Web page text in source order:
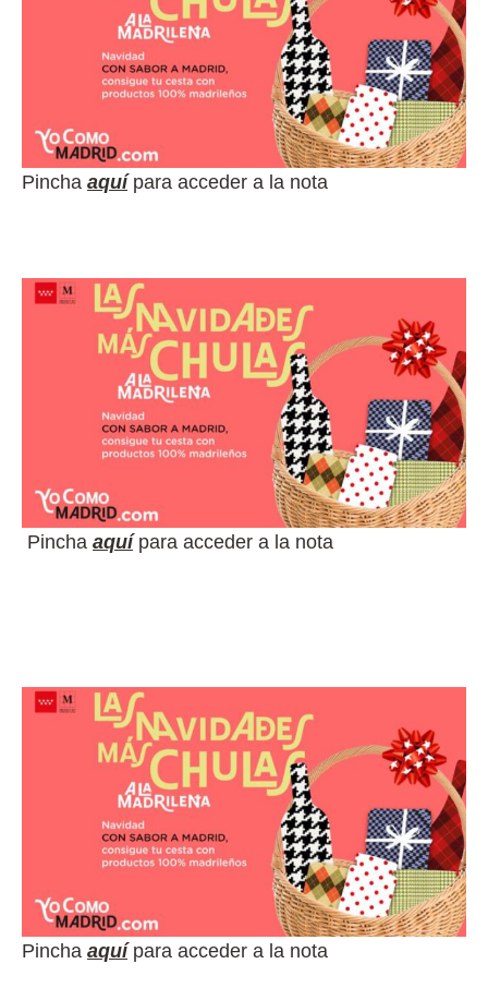
Pincha aquípara acceder a la nota
Pincha aquípara acceder a la nota
Pincha aquípara acceder a la nota